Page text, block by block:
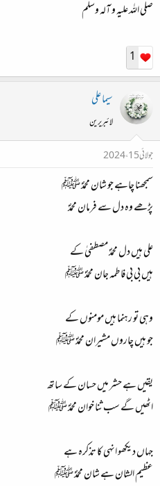
صلی اللہ علیہ و آلہ وسلم
1
سیما علی
لائبریرین
جولائی 15، 2024
سمجھنا چاہے جو شان محمدؐ ﷺ
پڑھے وہ دل سے فرمان محمدؐ
علی ہیں دل محمدؐ مصطفیٰ کے
ہیں بی بی فاطمہ جان محمدؐ ﷺ
وہی تو رہنما ہیں مومنوں کے
جو ہیں چاروں مشیران محمدؐ ﷺ
یقیں ہے حشر میں حسان کے ساتھ
اٹھیں گے سب ثنا خوان محمدؐ ﷺ
جہاں دیکھو انہی کا تذکرہ ہے
عظیم الشان ہے شان محمدؐ ﷺ